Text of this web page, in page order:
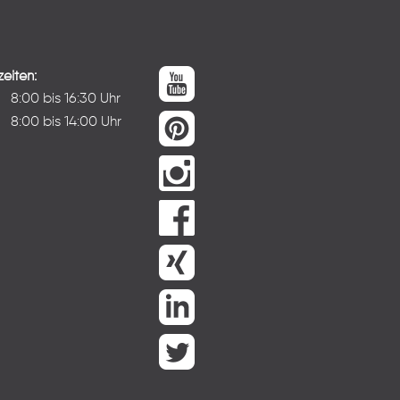
8:00 bis 16:30 Uhr
8:00 bis 14:00 Uhr